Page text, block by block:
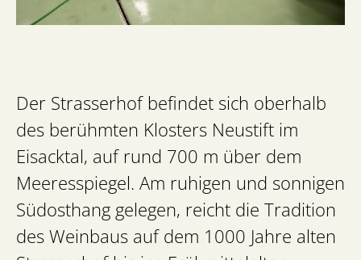
Der Strasserhof befindet sich oberhalb
des berühmten Klosters Neustift im
Eisacktal, auf rund 700 m über dem
Meeresspiegel. Am ruhigen und sonnigen
Südosthang gelegen, reicht die Tradition
des Weinbaus auf dem 1000 Jahre alten